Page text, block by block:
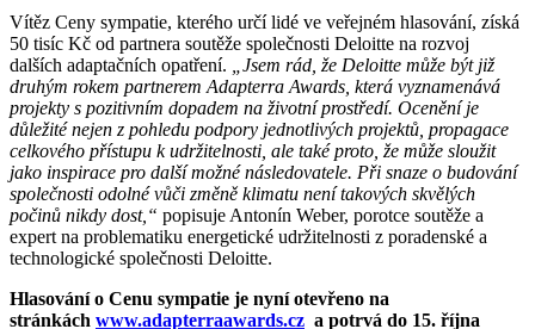
Vítěz Ceny sympatie, kterého určí lidé ve veřejném hlasování, získá
50 tisíc Kč od partnera soutěže společnosti Deloitte na rozvoj
dalších adaptačních opatření. „Jsem rád, že Deloitte může být již
druhým rokem partnerem Adapterra Awards, která vyznamenává
projekty s pozitivním dopadem na životní prostředí. Ocenění je
důležité nejen z pohledu podpory jednotlivých projektů, propagace
celkového přístupu k udržitelnosti, ale také proto, že může sloužit
jako inspirace pro další možné následovatele. Při snaze o budování
společnosti odolné vůči změně klimatu není takových skvělých
počinů nikdy dost,“ popisuje Antonín Weber, porotce soutěže a
expert na problematiku energetické udržitelnosti z poradenské a
technologické společnosti Deloitte.
Hlasování o Cenu sympatie je nyní otevřeno na
stránkách www.adapterraawards.cz a potrvá do 15. října